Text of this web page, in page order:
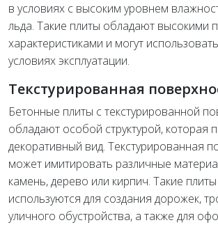
в условиях с высоким уровнем
льда. Такие плиты обладают высокими
характеристиками и могут
условиях эксплуатации.
Текстурированная
Бетонные плиты с текстурированной
обладают особой структурой, которая
декоративный вид. Текстурированная
может имитировать различные
камень, дерево или кирпич. Такие
используются для создания дорожек,
уличного обустройства, а также для